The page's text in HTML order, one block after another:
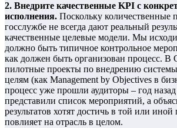
2. Внедрите качественные KPI с
исполнения. Поскольку количественные
госслужбе не всегда дают реальный
качественные целевые модели. Мы
должно быть типичное контрольное
как должен быть организован процесс. В
пилотные проекты по внедрению
целям (как Management by Objectives в
процесс уже прошли аудиторы – год
представили список мероприятий, а
результатов хотят достичь в той или иной
повлияет на отрасль в целом.